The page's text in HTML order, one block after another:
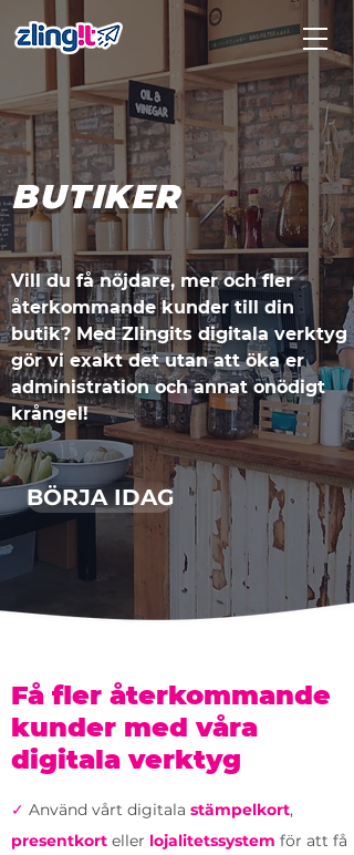
Vill du få nöjdare, mer och fler
återkommande kunder till din
butik? Med Zlingits digitala verktyg
gör vi exakt det utan att öka er
administration och annat onödigt
krångel!
BÖRJA IDAG
BUTIKER
Få fler återkommande
kunder med våra
digitala verktyg
✓ Använd vårt digitala stämpelkort,
presentkort eller lojalitetssystem för att få